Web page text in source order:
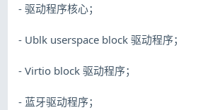
- 驱动程序核心；
- Ublk userspace block 驱动程序；
- Virtio block 驱动程序；
- 蓝牙驱动程序；